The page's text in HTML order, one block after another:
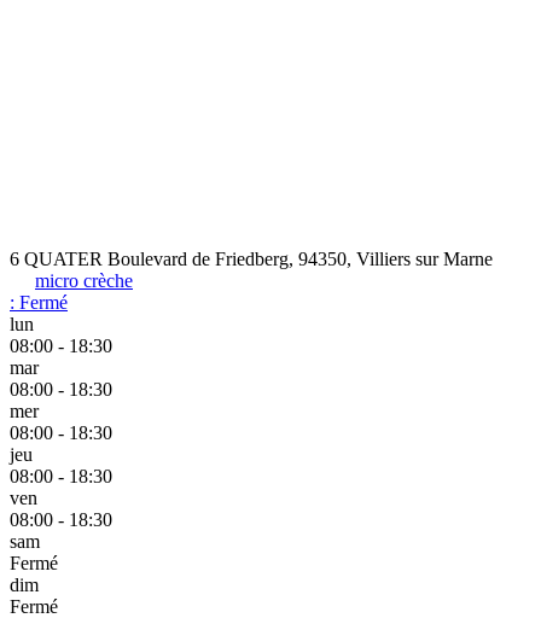
6 QUATER Boulevard de Friedberg, 94350, Villiers sur Marne
micro crèche
: Fermé
lun
08:00 - 18:30
mar
08:00 - 18:30
mer
08:00 - 18:30
jeu
08:00 - 18:30
ven
08:00 - 18:30
sam
Fermé
dim
Fermé